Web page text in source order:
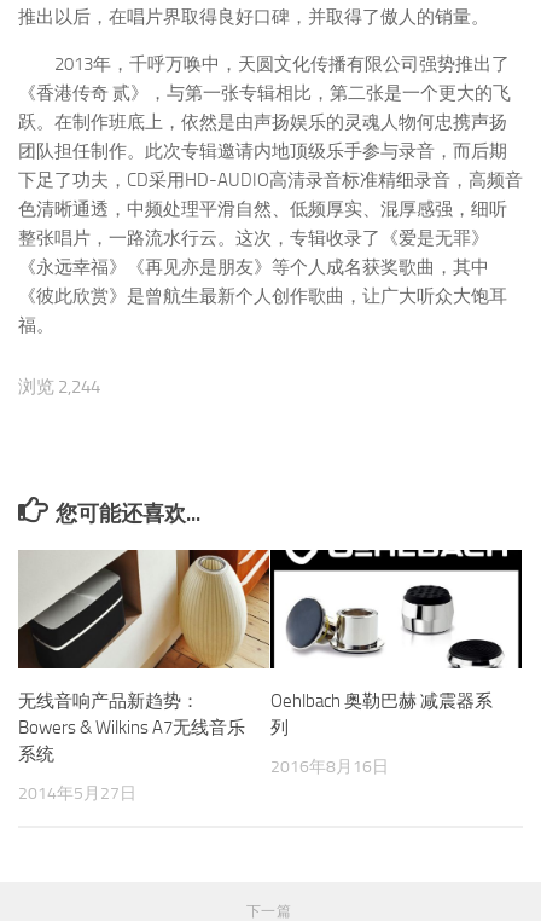
推出以后，在唱片界取得良好口碑，并取得了傲人的销量。
2013年，千呼万唤中，天圆文化传播有限公司强势推出了
《香港传奇 贰》，与第一张专辑相比，第二张是一个更大的飞
跃。在制作班底上，依然是由声扬娱乐的灵魂人物何忠携声扬
团队担任制作。此次专辑邀请内地顶级乐手参与录音，而后期
下足了功夫，CD采用HD-AUDIO高清录音标准精细录音，高频音
色清晰通透，中频处理平滑自然、低频厚实、混厚感强，细听
整张唱片，一路流水行云。这次，专辑收录了《爱是无罪》
《永远幸福》《再见亦是朋友》等个人成名获奖歌曲，其中
《彼此欣赏》是曾航生最新个人创作歌曲，让广大听众大饱耳
福。
浏览 2,244
您可能还喜欢...
无线音响产品新趋势：
Bowers & Wilkins A7无线音乐
系统
2014年5月27日
Oehlbach 奥勒巴赫 减震器系
列
2016年8月16日
下一篇